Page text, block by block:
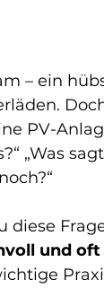
– ein
PV-
„Was
und